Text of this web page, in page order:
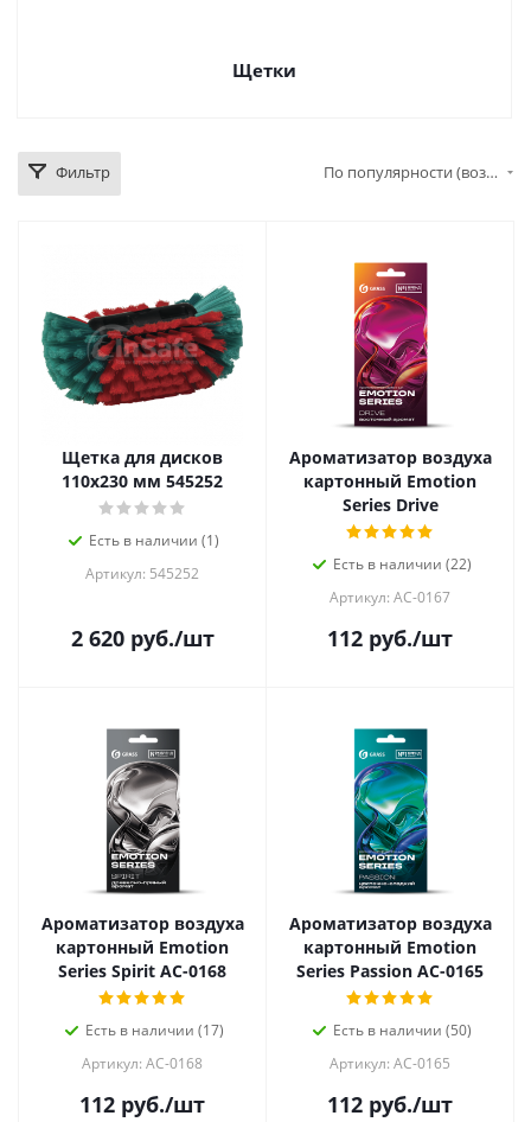
Щетки
Фильтр По популярности (возрастание)
Щетка для дисков
110х230 мм 545252
Есть в наличии (1)
Артикул: 545252
2 620руб./шт
Ароматизатор воздуха
картонный Emotion
Series Drive
Есть в наличии (22)
Артикул: AC-0167
112 руб./шт
Ароматизатор воздуха
картонный Emotion
Series Spirit AC-0168
Есть в наличии (17)
Артикул: AC-0168
112 руб./шт
Ароматизатор воздуха
картонный Emotion
Series Passion AC-0165
Есть в наличии (50)
Артикул: AC-0165
112 руб./шт